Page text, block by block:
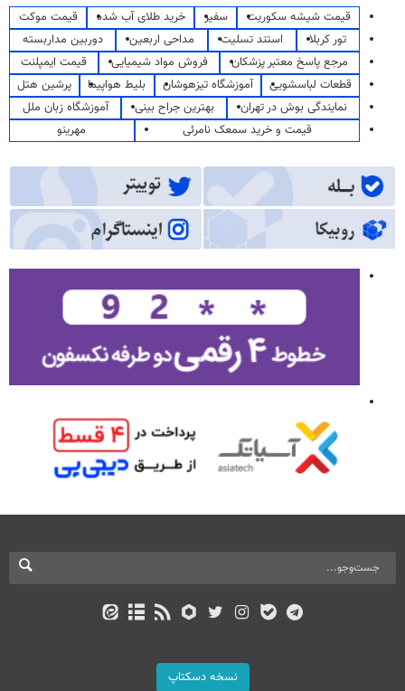
قیمت شیشه سکوریت سفیر خرید طلای آب شده
قیمت موکت
تور کربلا
استند تسلیت مداحی اربعین
دوربین مداربسته
مرجع پاسخ معتبر پزشکان
فروش مواد شیمیایی
قیمت ایمپلنت
قطعات لباسشویی
آموزشگاه تیزهوشان بلیط هواپیما
پرشین هتل
نمایندگی بوش در تهران
بهترین جراح بینی
آموزشگاه زبان ملل
قیمت و خرید سمعک نامرئی
مهرینو
نسخه دسکتاپ